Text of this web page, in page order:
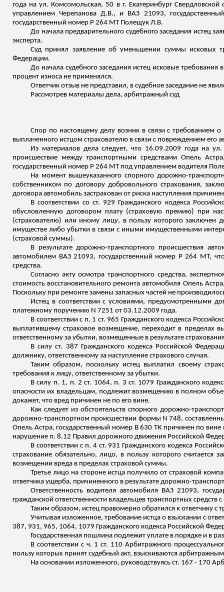
года на ул. Комсомольская, 50 в г. Екатеринбург
управлением Черепанова Д.В., и ВАЗ 21093,
государственный номер Р 264 МТ Полещук Л.В.
До начала предварительного судебного заседания истец
эксперта.
Суд принял заявление об уменьшении суммы исковых
Федерации.
До начала судебного заседания истец исковые
процент износа не применялся.
Ответчик отзыв не представил, в судебное заседание не
Рассмотрев материалы дела, арбитражный суд
Спор по настоящему делу возник в связи с требованием о
выплаченного истцом страхователю в связи с повреждением
Из материалов дела следует, что 16.09.2009 года на
происшествие между транспортными средствами Опель
государственный номер Р 264 МТ под управлением водителя
На момент вышеуказанного спорного дорожно-
собственником по договору добровольного страхования,
договора автомобиль застрахован от риска наступления
В соответствии со ст. 929 Гражданского кодекса
обусловленную договором плату (страховую премию) при
(страхователю) или иному лицу, в пользу которого заключен
имуществе либо убытки в связи с иными имущественными
(страховой суммы).
В результате дорожно-транспортного происшествия
автомобилем ВАЗ 21093, государственный номер Р264 МТ, что
средства.
Согласно акту осмотра транспортного средства,
стоимость восстановительного ремонта автомобиля Опель
Поскольку при ремонте замены запасных частей не
Истец в соответствии с условиями, предусмотренными
платежному поручению N 7251 от 03.12.2009 года.
В соответствии с п. 1 ст. 965 Гражданского кодекса
выплатившему страховое возмещение, переходит в пределах
ответственному за убытки, возмещенные в результате
В силу ст. 387 Гражданского кодекса Российской
должнику, ответственному за наступление страхового случая.
Таким образом, поскольку истец выплатил своему
требования к лицу, ответственному за убытки.
В силу п. 1, п. 2 ст. 1064, п. 3 ст. 1079 Гражданского
опасности их владельцам, подлежит возмещению в полном
докажет, что вред причинен не по его вине.
Как следует из обстоятельств спорного дорожно-
дорожно-транспортном происшествии формы N 748,
Опель Астра, государственный номер В 630 ТК причинен по
нарушение п. 8.12 Правил дорожного движения Российской
В соответствии с п. 4 ст. 931 Гражданского кодекса
страхование обязательно, лицо, в пользу которого считается
возмещении вреда в пределах страховой суммы.
Третье лицо на стороне истца получило от страховой
ответчика ущерба, причиненного в результате дорожно-
Ответственность водителя автомобиля ВАЗ 21093,
гражданской ответственности владельцев транспортных
Таким образом, истец правомерно обратился к ответчику с
Учитывая изложенное, требование истца о взыскании с
387, 931, 965, 1064, 1079 Гражданского кодекса Российской
Государственная пошлина подлежит уплате в порядке и в
В соответствии с ч. 1 ст. 110 Арбитражного
пользу которых принят судебный акт, взыскиваются
На основании изложенного, руководствуясь ст. 167 - 170